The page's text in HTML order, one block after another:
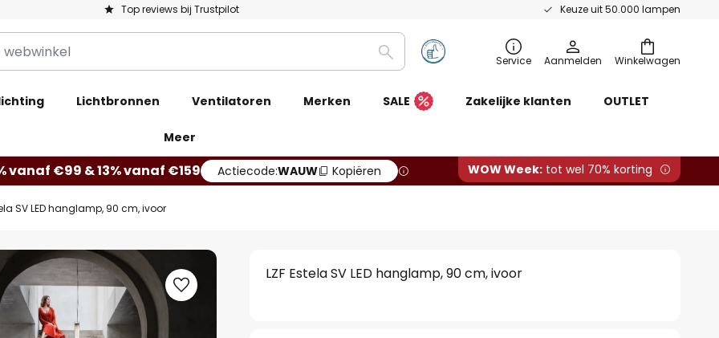
Top reviews bij Trustpilot Keuze uit 50.000 lampen
Winkelwagen
Zoeken Service Aanmelden
Lichtbronnen Ventilatoren Merken SALE Zakelijke klanten OUTLET
Meer
vanaf €99 & 13% vanaf €159 Actiecode:WAUW Kopiëren WOW Week: tot wel 70% korting
SV LED hanglamp, 90 cm, ivoor
LZF Estela SV LED hanglamp, 90 cm, ivoor